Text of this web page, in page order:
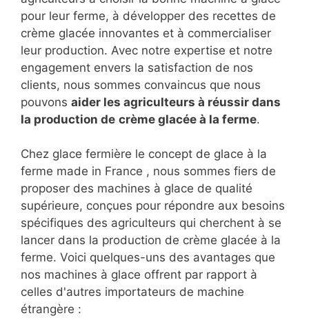
pour leur ferme, à développer des recettes de
crème glacée innovantes et à commercialiser
leur production. Avec notre expertise et notre
engagement envers la satisfaction de nos
clients, nous sommes convaincus que nous
pouvons aider les agriculteurs à réussir dans
la production de crème glacée à la ferme.
Chez glace fermière le concept de glace à la
ferme made in France , nous sommes fiers de
proposer des machines à glace de qualité
supérieure, conçues pour répondre aux besoins
spécifiques des agriculteurs qui cherchent à se
lancer dans la production de crème glacée à la
ferme. Voici quelques-uns des avantages que
nos machines à glace offrent par rapport à
celles d'autres importateurs de machine
étrangère :